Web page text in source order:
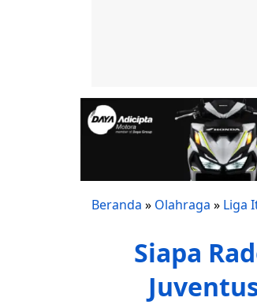
Beranda » Olahraga » Liga
Siapa